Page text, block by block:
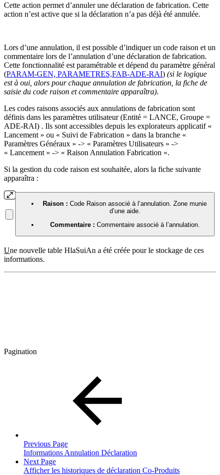
Cette action permet d’annuler une déclaration de fabrication. Cette
action n’est active que si la déclaration n’a pas déjà été annulée.
Lors d’une annulation, il est possible d’indiquer un code raison et un
commentaire lors de l’annulation d’une déclaration de fabrication.
Cette fonctionnalité est paramétrable et dépend du paramètre général
(PARAM-GEN, PARAMETRES,FAB-ADE-RAI) (si le logique
est à oui, alors pour chaque annulation de fabrication, la fiche de
saisie du code raison et commentaire apparaîtra).
Les codes raisons associés aux annulations de fabrication sont
définis dans les paramètres utilisateur (Entité = LANCE, Groupe =
ADE-RAI) . Ils sont accessibles depuis les explorateurs applicatif «
Lancement » ou « Suivi de Fabrication » dans la branche «
Paramètres Généraux » -> « Paramètres Utilisateurs » ->
« Lancement » -> « Raison Annulation Fabrication ».
Si la gestion du code raison est souhaitée, alors la fiche suivante
apparaîtra :
Raison : Code Raison associé à l’annulation. Zone munie
d’une aide.
Commentaire : Commentaire associé à l’annulation.
Une nouvelle table HlaSuiAn a été créée pour le stockage de ces
informations.
Pagination
Previous Page
Informations Annulation Déclaration
Next Page
Afficher les historiques de déclaration Co-Produits